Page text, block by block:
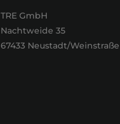
TRE GmbH
Nachtweide 35
67433 Neustadt/Weinstraße